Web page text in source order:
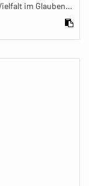
Beyond The Frame: Junge Perspektiven auf Vielfalt im Glauben - Frau telefoniert vor Mamor-Stupa